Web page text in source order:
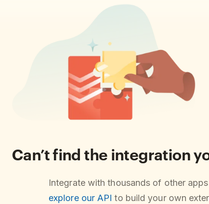
Can’t find the integration
Integrate with thousands of other
explore our API to build your own